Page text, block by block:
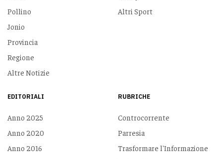
Pollino
Jonio
Provincia
Regione
Altre Notizie
Altri Sport
EDITORIALI
Anno 2025
Anno 2020
Anno 2016
RUBRICHE
Controcorrente
Parresia
Trasformare l'Informazione